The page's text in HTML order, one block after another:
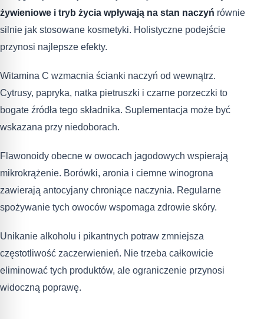
żywieniowe i tryb życia wpływają na stan naczyń równie
silnie jak stosowane kosmetyki. Holistyczne podejście
przynosi najlepsze efekty.
Witamina C wzmacnia ścianki naczyń od wewnątrz.
Cytrusy, papryka, natka pietruszki i czarne porzeczki to
bogate źródła tego składnika. Suplementacja może być
wskazana przy niedoborach.
Flawonoidy obecne w owocach jagodowych wspierają
mikrokrążenie. Borówki, aronia i ciemne winogrona
zawierają antocyjany chroniące naczynia. Regularne
spożywanie tych owoców wspomaga zdrowie skóry.
Unikanie alkoholu i pikantnych potraw zmniejsza
częstotliwość zaczerwienień. Nie trzeba całkowicie
eliminować tych produktów, ale ograniczenie przynosi
widoczną poprawę.